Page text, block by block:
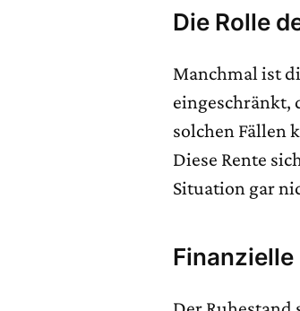
Die Rolle
Manchmal ist
eingeschränkt,
solchen Fällen
Diese Rente
Situation gar
Finanzielle